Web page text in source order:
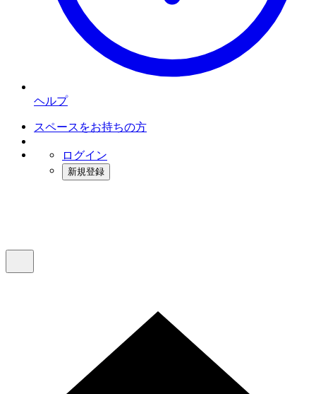
ヘルプ
スペースをお持ちの方
ログイン
新規登録